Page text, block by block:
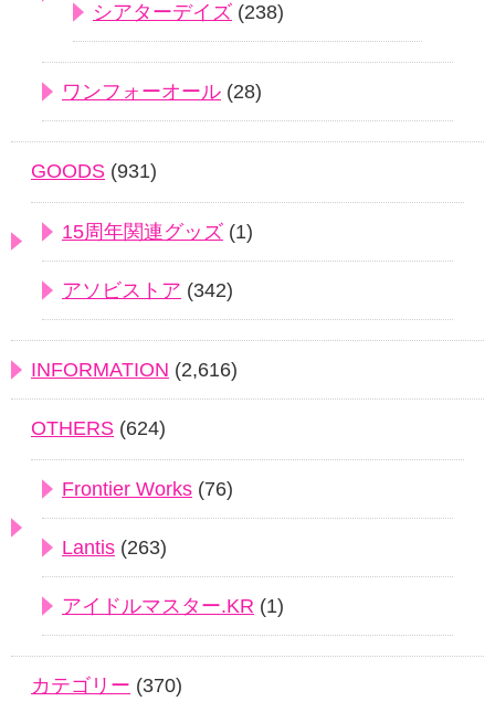
シアターデイズ (238)
ワンフォーオール (28)
GOODS (931)
15周年関連グッズ (1)
アソビストア (342)
INFORMATION (2,616)
OTHERS (624)
Frontier Works (76)
Lantis (263)
アイドルマスター.KR (1)
カテゴリー (370)